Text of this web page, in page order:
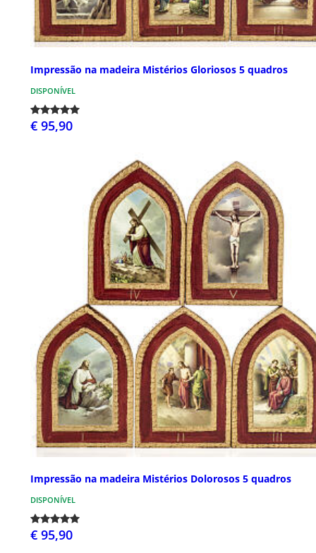
Impressão na madeira Mistérios Gloriosos 5 quadros
DISPONÍVEL
€ 95,90
Impressão na madeira Mistérios Dolorosos 5 quadros
DISPONÍVEL
€ 95,90